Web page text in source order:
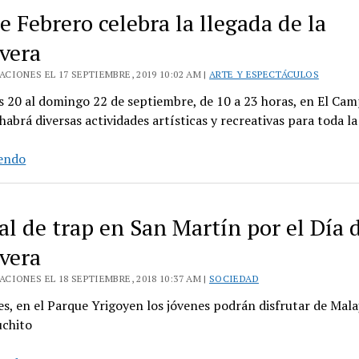
Febrero celebra la llegada de la
EL 17 SEPTIEMBRE, 2019 10:02 AM | ARTE Y ESPECTÁCULOS
20 al domingo 22 de septiembre, de 10 a 23 horas, en El
diversas actividades artísticas y recreativas para toda
Tres
celebra
la
llegada
de
primavera
de trap en San Martín por el Día
EL 18 SEPTIEMBRE, 2018 10:37 AM | SOCIEDAD
en el Parque Yrigoyen los jóvenes podrán disfrutar de